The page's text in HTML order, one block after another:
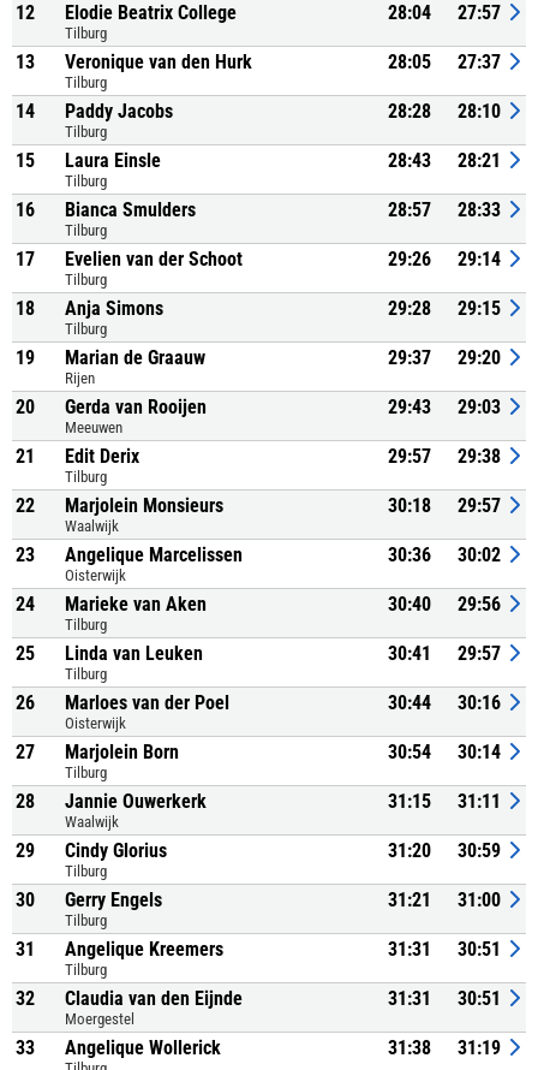
12 Elodie Beatrix College
Tilburg
28:04 27:57
13 Veronique van den Hurk
Tilburg
28:05 27:37
14 Paddy Jacobs
Tilburg
28:28 28:10
15 Laura Einsle
Tilburg
28:43 28:21
16 Bianca Smulders
Tilburg
28:57 28:33
17 Evelien van der Schoot
Tilburg
29:26 29:14
18 Anja Simons
Tilburg
29:28 29:15
19 Marian de Graauw
Rijen
29:37 29:20
20 Gerda van Rooijen
Meeuwen
29:43 29:03
21 Edit Derix
Tilburg
29:57 29:38
22 Marjolein Monsieurs
Waalwijk
30:18 29:57
23 Angelique Marcelissen
Oisterwijk
30:36 30:02
24 Marieke van Aken
Tilburg
30:40 29:56
25 Linda van Leuken
Tilburg
30:41 29:57
26 Marloes van der Poel
Oisterwijk
30:44 30:16
27 Marjolein Born
Tilburg
30:54 30:14
28 Jannie Ouwerkerk
Waalwijk
31:15 31:11
29 Cindy Glorius
Tilburg
31:20 30:59
30 Gerry Engels
Tilburg
31:21 31:00
31 Angelique Kreemers
Tilburg
31:31 30:51
32 Claudia van den Eijnde
Moergestel
31:31 30:51
33 Angelique Wollerick 31:38 31:19